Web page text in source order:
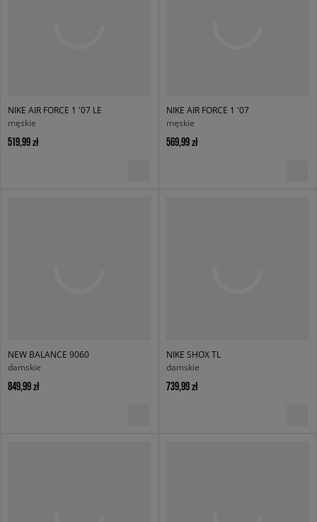
NIKE AIR FORCE 1 '07 LE
męskie
519,99 zł
NIKE AIR FORCE 1 '07
męskie
569,99 zł
NEW BALANCE 9060
damskie
849,99 zł
NIKE SHOX TL
damskie
739,99 zł